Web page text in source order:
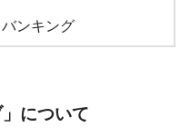
ンキング
について